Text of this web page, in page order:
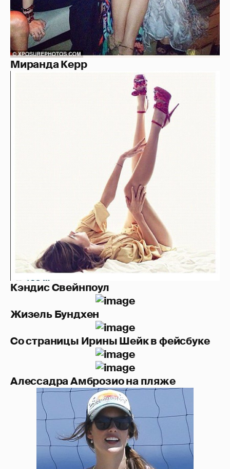
Миранда Керр
Кэндис Свейнпоул
Жизель Бундхен
Со страницы Ирины Шейк в фейсбуке
Алессадра Амброзио на пляже